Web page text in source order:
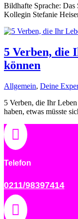
Bildhafte Sprache: Das
Kollegin Stefanie
5 Verben, die
können
Allgemein, Deine
5 Verben, die Ihr
haben, etwas müsste

Telefon
0211/98397414
